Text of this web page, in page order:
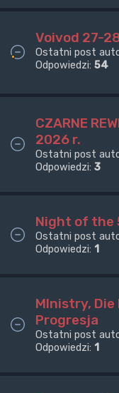
Voivod 27-
Ostatni post
Odpowiedzi: 54
CZARNE
2026 r.
Ostatni post
Odpowiedzi: 3
Night of the
Ostatni post
Odpowiedzi: 1
MInistry, Die
Progresja
Ostatni post
Odpowiedzi: 1